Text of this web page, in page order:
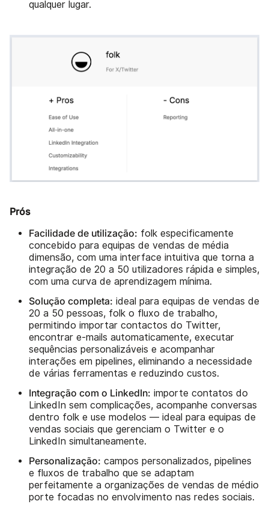
qualquer lugar.
Prós
Facilidade de utilização: folk especificamente
concebido para equipas de vendas de média
dimensão, com uma interface intuitiva que torna a
integração de 20 a 50 utilizadores rápida e simples,
com uma curva de aprendizagem mínima.
Solução completa: ideal para equipas de vendas de
20 a 50 pessoas, folk o fluxo de trabalho,
permitindo importar contactos do Twitter,
encontrar e-mails automaticamente, executar
sequências personalizáveis e acompanhar
interações em pipelines, eliminando a necessidade
de várias ferramentas e reduzindo custos.
Integração com o LinkedIn: importe contatos do
LinkedIn sem complicações, acompanhe conversas
dentro folk e use modelos — ideal para equipas de
vendas sociais que gerenciam o Twitter e o
LinkedIn simultaneamente.
Personalização: campos personalizados, pipelines
e fluxos de trabalho que se adaptam
perfeitamente a organizações de vendas de médio
porte focadas no envolvimento nas redes sociais.